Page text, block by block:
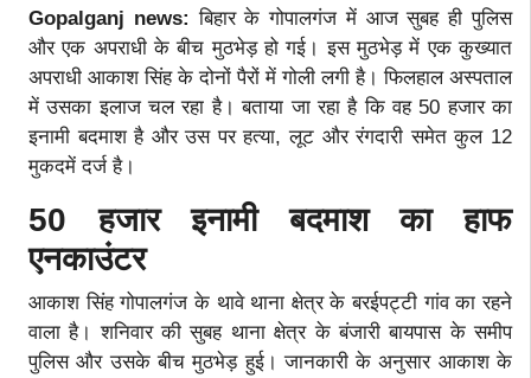
Gopalganj news:बिहार के गोपालगंज में आज सुबह ही पुलिस
और एक अपराधी के बीच मुठभेड़ हो गई। इस मुठभेड़ में एक कुख्यात
अपराधी आकाश सिंह के दोनों पैरों में गोली लगी है। फिलहाल अस्पताल
में उसका इलाज चल रहा है। बताया जा रहा है कि वह 50 हजार का
इनामी बदमाश है और उस पर हत्या, लूट और रंगदारी समेत कुल 12
मुकदमें दर्ज है।
50 हजार इनामी बदमाश का हाफ
एनकाउंटर
आकाश सिंह गोपालगंज के थावे थाना क्षेत्र के बरईपट्टी गांव का रहने
वाला है। शनिवार की सुबह थाना क्षेत्र के बंजारी बायपास के समीप
पुलिस और उसके बीच मुठभेड़ हुई। जानकारी के अनुसार आकाश के